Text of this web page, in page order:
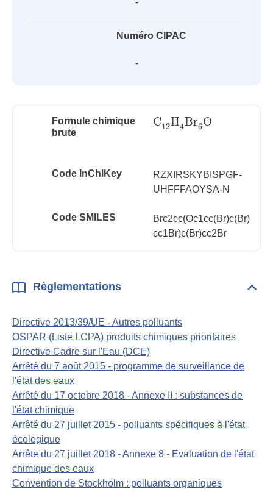
-
Numéro CIPAC
-
Formule chimique
brute
C12H4Br6O
C12H4Br6O
Code InChlKey
RZXIRSKYBISPGF-
UHFFFAOYSA-N
Code SMILES
Brc2cc(Oc1cc(Br)c(Br)
cc1Br)c(Br)cc2Br
Règlementations
Directive 2013/39/UE - Autres polluants
OSPAR (Liste LCPA) produits chimiques prioritaires
Directive Cadre sur l'Eau (DCE)
Arrêté du 7 août 2015 - programme de surveillance de
l'état des eaux
Arrêté du 17 octobre 2018 - Annexe II : substances de
l'état chimique
Arrêté du 27 juillet 2015 - polluants spécifiques à l'état
écologique
Arrête du 27 juillet 2018 - Annexe 8 - Evaluation de l'état
chimique des eaux
Convention de Stockholm : polluants organiques